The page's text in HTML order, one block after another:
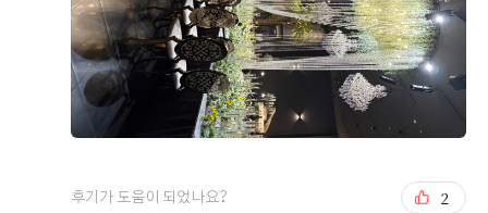
후기가 도움이 되었나요? 2